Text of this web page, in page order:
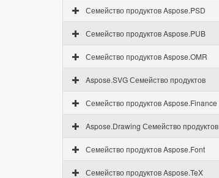
Семейство продуктов Aspose.PSD
Семейство продуктов Aspose.PUB
Семейство продуктов Aspose.OMR
Aspose.SVG Семейство продуктов
Семейство продуктов Aspose.Finance
Aspose.Drawing Семейство продуктов
Семейство продуктов Aspose.Font
Семейство продуктов Aspose.TeX